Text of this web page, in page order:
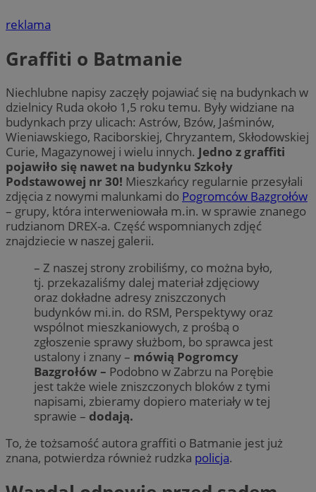
reklama
Graffiti o Batmanie
Niechlubne napisy zaczęły pojawiać się na budynkach w
dzielnicy Ruda około 1,5 roku temu. Były widziane na
budynkach przy ulicach: Astrów, Bzów, Jaśminów,
Wieniawskiego, Raciborskiej, Chryzantem, Skłodowskiej
Curie, Magazynowej i wielu innych. Jedno z graffiti
pojawiło się nawet na budynku Szkoły
Podstawowej nr 30! Mieszkańcy regularnie przesyłali
zdjęcia z nowymi malunkami do Pogromców Bazgrołów
– grupy, która interweniowała m.in. w sprawie znanego
rudzianom DREX-a. Część wspomnianych zdjęć
znajdziecie w naszej galerii.
– Z naszej strony zrobiliśmy, co można było,
tj. przekazaliśmy dalej materiał zdjęciowy
oraz dokładne adresy zniszczonych
budynków mi.in. do RSM, Perspektywy oraz
wspólnot mieszkaniowych, z prośbą o
zgłoszenie sprawy służbom, bo sprawca jest
ustalony i znany – mówią Pogromcy
Bazgrołów – Podobno w Zabrzu na Porębie
jest także wiele zniszczonych bloków z tymi
napisami, zbieramy dopiero materiały w tej
sprawie – dodają.
To, że tożsamość autora graffiti o Batmanie jest już
znana, potwierdza również rudzka policja.